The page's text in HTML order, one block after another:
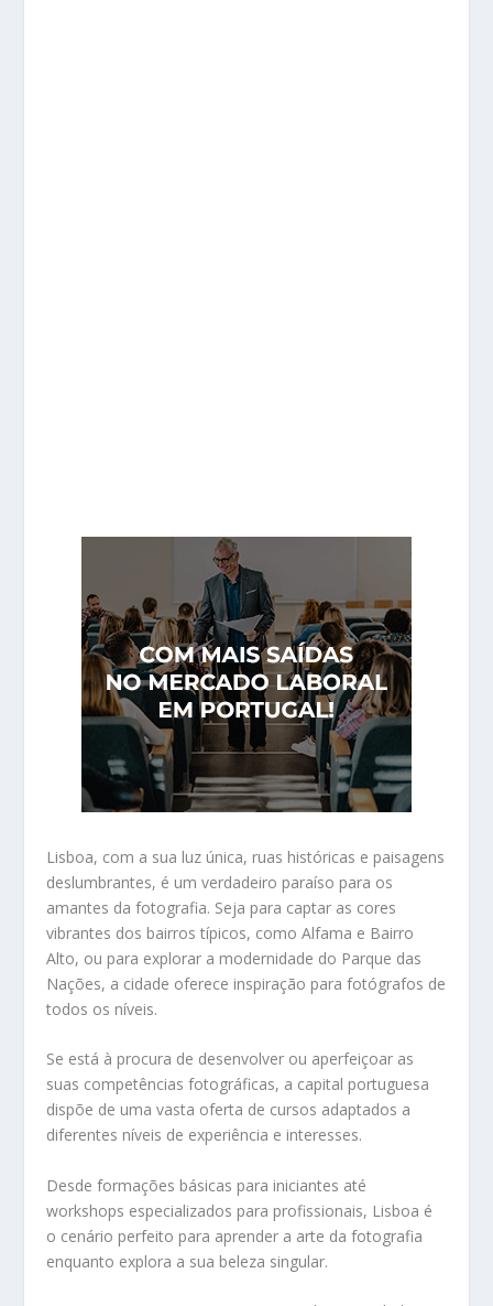
Lisboa, com a sua luz única, ruas históricas e paisagens
deslumbrantes, é um verdadeiro paraíso para os
amantes da fotografia. Seja para captar as cores
vibrantes dos bairros típicos, como Alfama e Bairro
Alto, ou para explorar a modernidade do Parque das
Nações, a cidade oferece inspiração para fotógrafos de
todos os níveis.
Se está à procura de desenvolver ou aperfeiçoar as
suas competências fotográficas, a capital portuguesa
dispõe de uma vasta oferta de cursos adaptados a
diferentes níveis de experiência e interesses.
Desde formações básicas para iniciantes até
workshops especializados para profissionais, Lisboa é
o cenário perfeito para aprender a arte da fotografia
enquanto explora a sua beleza singular.